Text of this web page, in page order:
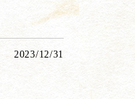
2023/12/31